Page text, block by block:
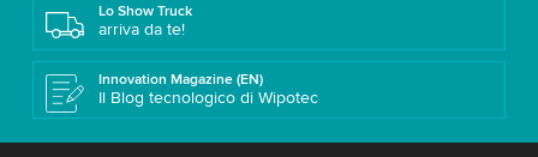
Lo Show Truck
arriva da te!
Innovation Magazine (EN)
Il Blog tecnologico di Wipotec